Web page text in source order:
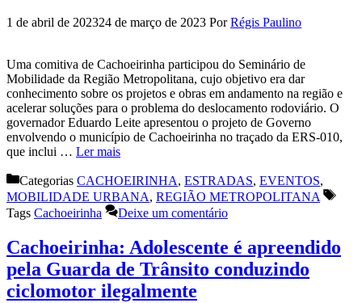
1 de abril de 202324 de março de 2023 PorRégis Paulino
Uma comitiva de Cachoeirinha participou do Seminário de
Mobilidade da Região Metropolitana, cujo objetivo era dar
conhecimento sobre os projetos e obras em andamento na região e
acelerar soluções para o problema do deslocamento rodoviário. O
governador Eduardo Leite apresentou o projeto de Governo
envolvendo o município de Cachoeirinha no traçado da ERS-010,
que inclui … Ler mais
Categorias CACHOEIRINHA, ESTRADAS, EVENTOS,
MOBILIDADE URBANA, REGIÃO METROPOLITANA
Tags Cachoeirinha Deixe um comentário
Cachoeirinha: Adolescente é apreendido
pela Guarda de Trânsito conduzindo
ciclomotor ilegalmente